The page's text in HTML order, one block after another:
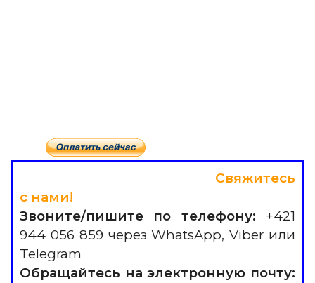
Свяжитесь
с нами!
Звоните/пишите по телефону: +421
944 056 859 через WhatsApp, Viber или
Telegram
Обращайтесь на электронную почту: